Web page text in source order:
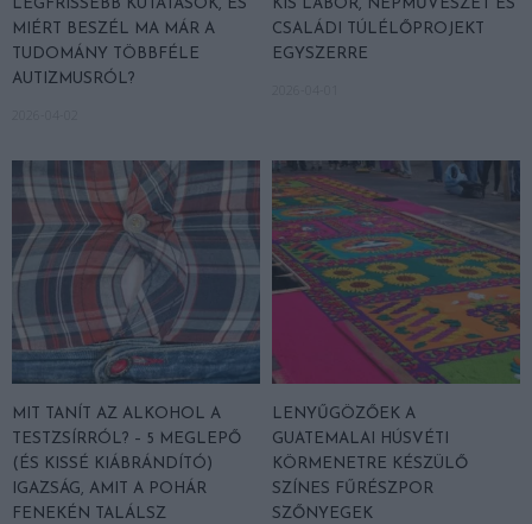
LEGFRISSEBB KUTATÁSOK, ÉS
MIÉRT BESZÉL MA MÁR A
TUDOMÁNY TÖBBFÉLE
AUTIZMUSRÓL?
KIS LABOR, NÉPMŰVÉSZET ÉS
CSALÁDI TÚLÉLŐPROJEKT
EGYSZERRE
MIT TANÍT AZ ALKOHOL A
TESTZSÍRRÓL? – 5 MEGLEPŐ
(ÉS KISSÉ KIÁBRÁNDÍTÓ)
IGAZSÁG, AMIT A POHÁR
FENEKÉN TALÁLSZ
LENYŰGÖZŐEK A
GUATEMALAI HÚSVÉTI
KÖRMENETRE KÉSZÜLŐ
SZÍNES FŰRÉSZPOR
SZŐNYEGEK